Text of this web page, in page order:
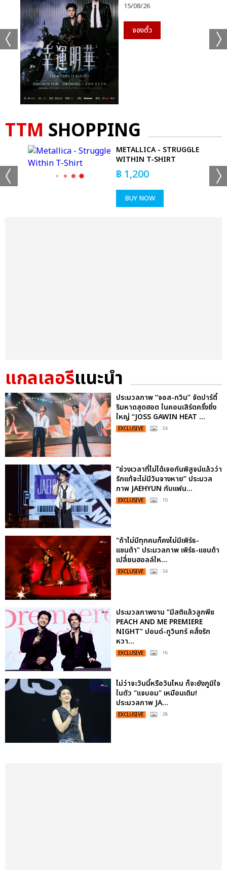
15/08/26
จองตั๋ว
TTM SHOPPING
METALLICA - STRUGGLE
WITHIN T-SHIRT
฿ 1,200
BUY NOW
แกลเลอรีแนะนำ
ประมวลภาพ “จอส-กวิน” จัดปาร์ตี้
ริมหาดสุดฮอต ในคอนเสิร์ตครั้งยิ่ง
ใหญ่ “JOSS GAWIN HEAT ...
EXCLUSIVE : 34
“ช่วงเวลาที่ไม่ได้เจอกันพิสูจน์แล้วว่า
รักแท้จะไม่มีวันจางหาย” ประมวล
ภาพ JAEHYUN กับแฟน...
EXCLUSIVE : 10
"ถ้าไม่มีทุกคนก็คงไม่มีเพิร์ธ-
แซนต้า" ประมวลภาพ เพิร์ธ-แซนต้า
เปลี่ยนฮอลล์ให...
EXCLUSIVE : 34
ประมวลภาพงาน “มีสติแล้วลูกพีช
PEACH AND ME PREMIERE
NIGHT” ปอนด์-ภูวินทร์ คลั่งรัก
หวา...
EXCLUSIVE : 16
ไม่ว่าจะวันนี้หรือวันไหน ก็จะยังภูมิใจ
ในตัว "แจบอม" เหมือนเดิม!
ประมวลภาพ JA...
EXCLUSIVE : 28